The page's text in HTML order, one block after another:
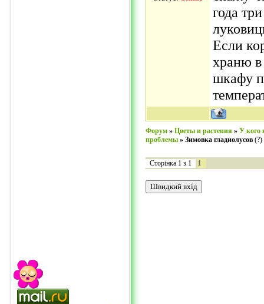
года
Если
храню в
шкафу
Форум » Цветы и растения » У кого
проблемы » Зимовка гладиолусов (?)
Сторінка 1 з 1 1